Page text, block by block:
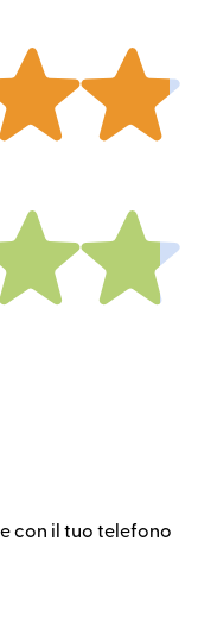
con il tuo telefono